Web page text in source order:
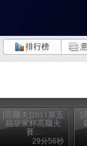
排行榜
[高爾夫]2011第五
屆皇家杯高爾夫
賽...
29分56秒
[